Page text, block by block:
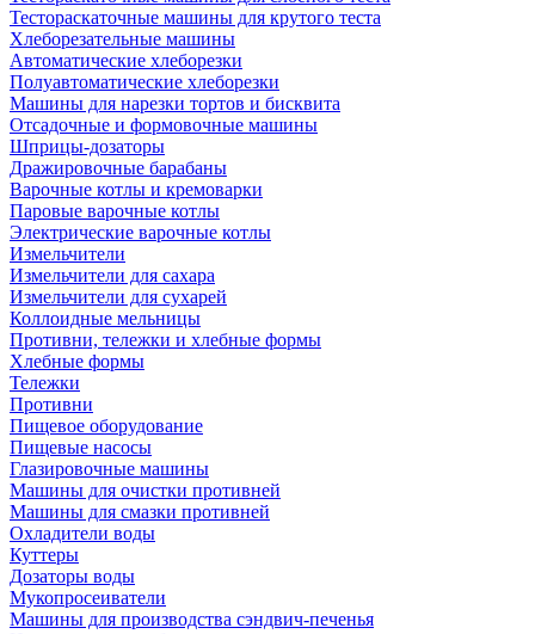
Тестораскаточные машины для крутого теста
Хлеборезательные машины
Автоматические хлеборезки
Полуавтоматические хлеборезки
Машины для нарезки тортов и бисквита
Отсадочные и формовочные машины
Шприцы-дозаторы
Дражировочные барабаны
Варочные котлы и кремоварки
Паровые варочные котлы
Электрические варочные котлы
Измельчители
Измельчители для сахара
Измельчители для сухарей
Коллоидные мельницы
Противни, тележки и хлебные формы
Хлебные формы
Тележки
Противни
Пищевое оборудование
Пищевые насосы
Глазировочные машины
Машины для очистки противней
Машины для смазки противней
Охладители воды
Куттеры
Дозаторы воды
Мукопросеиватели
Машины для производства сэндвич-печенья